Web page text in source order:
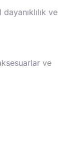
ve
ve